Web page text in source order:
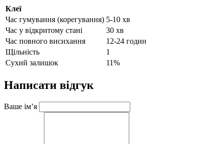
Клеї
Час гумування (корегування) 5-10 хв
Час у відкритому стані
30 хв
Час повного висихання
12-24 годин
Щільність
1
Сухий залишок
11%
Написати відгук
Ваше ім’я